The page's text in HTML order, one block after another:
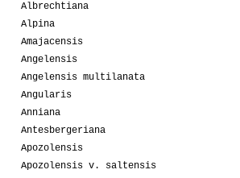
Albrechtiana
Alpina
Amajacensis
Angelensis
Angelensis multilanata
Angularis
Anniana
Antesbergeriana
Apozolensis
Apozolensis v. saltensis